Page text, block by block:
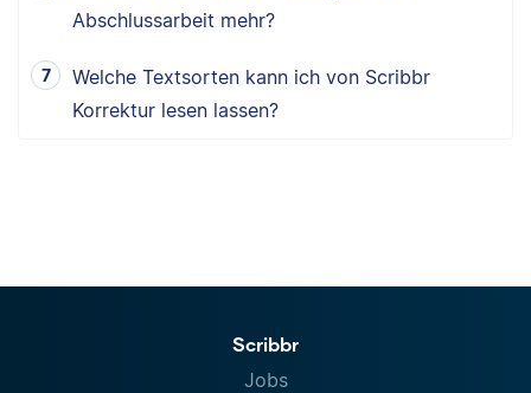
Abschlussarbeit mehr?
Welche Textsorten kann ich von Scribbr
Korrektur lesen lassen?
Scribbr
Jobs